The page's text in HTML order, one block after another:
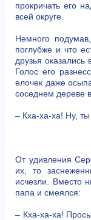
прокричать его
всей округе.
Немного
поглубже и что
друзья
Голос его
елочек даже
соседнем дереве
– Кха-ха-ха! Ну,
От удивления
их, то
исчезли. Вместо
папа и смеялся:
– Кха-ха-ха!